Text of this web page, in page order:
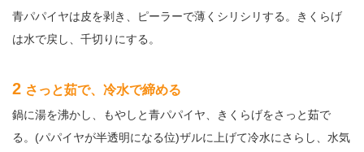
青パパイヤは皮を剥き、ピーラーで薄くシリシリする。きくらげ
は水で戻し、千切りにする。
2 さっと茹で、冷水で締める
鍋に湯を沸かし、もやしと青パパイヤ、きくらげをさっと茹で
る。(パパイヤが半透明になる位)ザルに上げて冷水にさらし、水気